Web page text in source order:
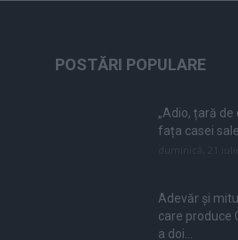
POSTĂRI POPULARE
„Adio, țară de
fața casei
Adevăr și
care produce
a doi...